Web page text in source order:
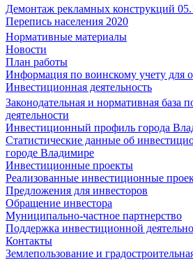
Демонтаж рекламных конструкций
Перепись населения 2020
Нормативные материалы
Новости
План работы
Информация по воинскому учету для
Инвестиционная деятельность
Законодательная и нормативная база
деятельности
Инвестиционный профиль города
Статистические данные об
городе Владимире
Инвестиционные проекты
Реализованные инвестиционные
Предложения для инвесторов
Обращение инвестора
Муниципально-частное партнерство
Поддержка инвестиционной
Контакты
Землепользование и